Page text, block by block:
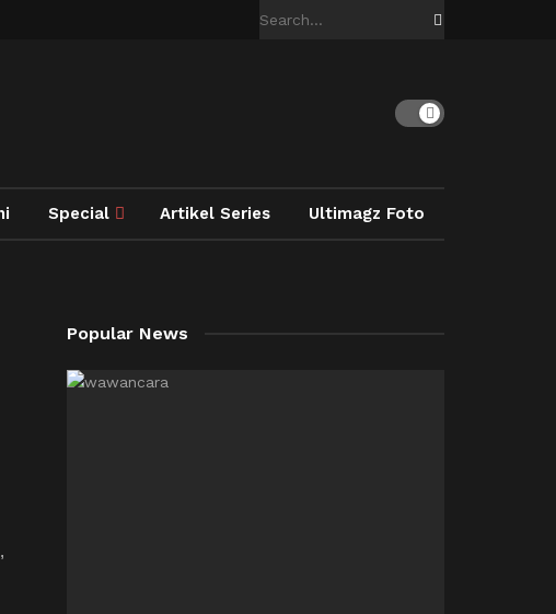
Special Artikel Series Ultimagz Foto
Popular News